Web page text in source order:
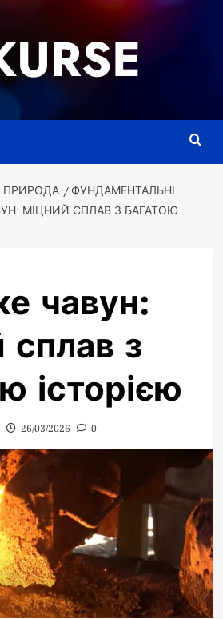
ПРИРОДА
ФУНДАМЕНТАЛЬНІ
МІЦНИЙ СПЛАВ З БАГАТОЮ
чавун:
сплав з
історією
26/03/2026 0